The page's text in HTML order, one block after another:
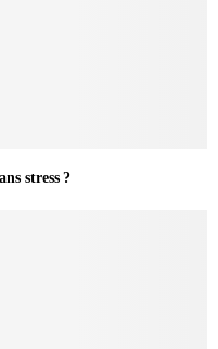
stress ?